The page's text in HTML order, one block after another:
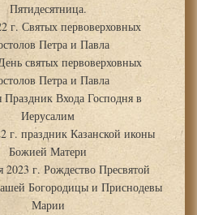
Пятидесятница.
г. Святых первоверховных
Петра и Павла
святых первоверховных
Петра и Павла
Праздник Входа Господня в
Иерусалим
г. праздник Казанской иконы
Божией Матери
2023 г. Рождество Пресвятой
Богородицы и Приснодевы
Марии